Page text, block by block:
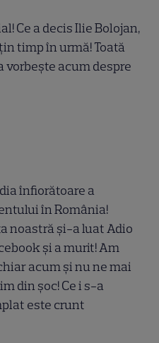
Ce a decis Ilie Bolojan,
timp în urmă! Toată
vorbește acum despre
înfiorătoare a
în România!
noastră și-a luat Adio
și a murit! Am
acum și nu ne mai
din șoc! Ce i s-a
este crunt